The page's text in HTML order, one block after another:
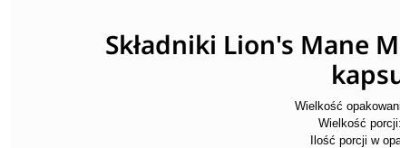
Składniki Lion's Mane
Wielkość
Wielkość
Ilość porcji w